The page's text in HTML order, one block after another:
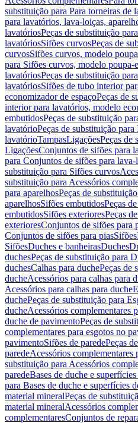
substituição para Para torneiras de
para lavatórios, lava-loiças,
lavatóriosPeças de substituição
lavatóriosSifões curvosPeças de
curvosSifões curvos, modelo
para Sifões curvos, modelo poupa-
lavatóriosPeças de substituição
lavatóriosSifões de tubo interior
economizador de espaçoPeças de
interior para lavatórios, modelo
embutidosPeças de substituição
lavatórioPeças de substituição
lavatórioTampasLigaçõesPeças de
LigaçõesConjuntos de sifões para
para Conjuntos de sifões para lava-
substituição para Sifões curvos
substituição para Acessórios
para aparelhosPeças de
aparelhosSifões embutidosPeças
embutidosSifões exterioresPeças
exterioresConjuntos de sifões para
Conjuntos de sifões para piasSifões
SifõesDuches e banheirasDuches
duchesPeças de substituição para
duchesCalhas para duchePeças de
ducheAcessórios para calhas para
Acessórios para calhas para duche
duchePeças de substituição para
ducheAcessórios complementares
duche de pavimentoPeças de
complementares para esgotos no
pavimentoSifões de paredePeças
paredeAcessórios complementares
substituição para Acessórios
paredeBases de duche e
para Bases de duche e superfícies
material mineralPeças de
material mineralAcessórios
complementaresConjuntos de